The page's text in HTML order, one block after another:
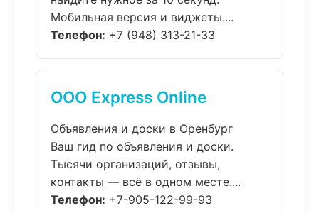
Мобильная версия и виджеты....
Телефон: +7 (948) 313-21-33
ООО Express Online
Объявления и доски в Оренбург
Ваш гид по объявления и доски.
Тысячи организаций, отзывы,
контакты — всё в одном месте....
Телефон: +7-905-122-99-93